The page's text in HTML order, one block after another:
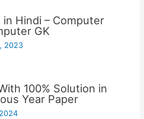
Hindi – Computer
GK
2023
100% Solution in
Year Paper